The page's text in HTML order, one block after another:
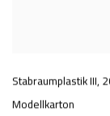
Stabraumplastik III,
Modellkarton